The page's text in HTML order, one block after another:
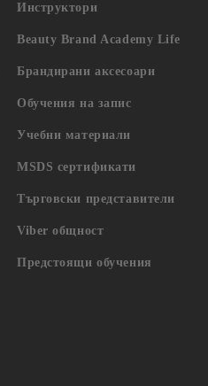
Инструктори
Beauty Brand Academy Life
Брандирани аксесоари
Обучения на запис
Учебни материали
MSDS сертификати
Търговски представители
Viber общност
Предстоящи обучения